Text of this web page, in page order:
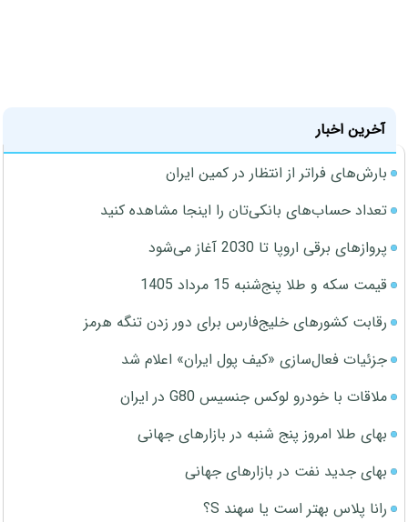
آخرین اخبار
بارش‌های فراتر از انتظار در کمین ایران
تعداد حساب‌های بانکی‌تان را اینجا مشاهده کنید
پروازهای برقی اروپا تا 2030 آغاز می‌شود
قیمت سکه و طلا پنج‌شنبه 15 مرداد 1405
رقابت کشورهای خلیج‌فارس برای دور زدن تنگه هرمز
جزئیات فعال‌سازی «کیف پول ایران» اعلام شد
ملاقات با خودرو لوکس جنسیس G80 در ایران
بهای طلا امروز پنج شنبه در بازارهای جهانی
بهای جدید نفت در بازارهای جهانی
رانا پلاس بهتر است یا سهند S؟